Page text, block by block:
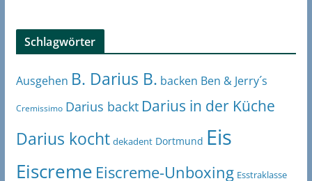
Schlagwörter
Ausgehen B. Darius B. backen Ben & Jerry´s
Cremissimo Darius backt Darius in der Küche
Darius kocht dekadent Dortmund Eis
Eiscreme Eiscreme-Unboxing Esstraklasse